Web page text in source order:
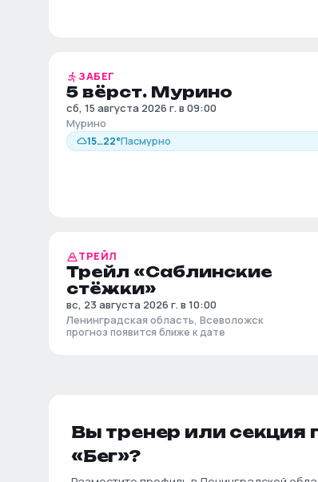
ЗАБЕГ
5 вёрст. Мурино
сб, 15 августа 2026 г. в 09:00
Мурино
15…22°Пасмурно
ТРЕЙЛ
Трейл «Саблинские
стёжки»
вс, 23 августа 2026 г. в 10:00
Ленинградская область, Всеволожск
прогноз появится ближе к дате
Вы тренер или секция
«Бег»?